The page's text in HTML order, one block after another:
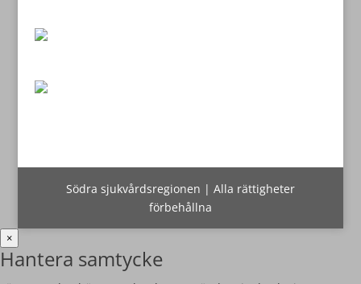
Södra sjukvårdsregionen | Alla rättigheter
förbehållna
×
Hantera samtycke